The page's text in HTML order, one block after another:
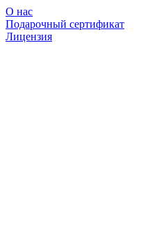
О нас
Подарочный сертификат
Лицензия